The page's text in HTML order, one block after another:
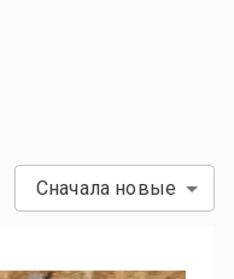
Сначала новые